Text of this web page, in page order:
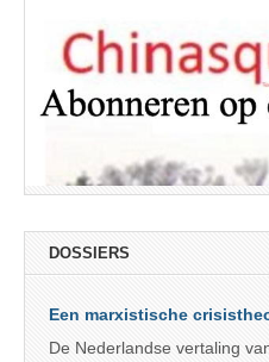
DOSSIERS
Een marxistische
De Nederlandse vertaling